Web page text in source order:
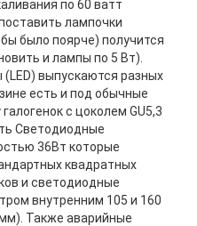
по 60 ватт
лампочки
было поярче) получится
и лампы по 5 Вт).
выпускаются разных
есть и под обычные
с цоколем GU5,3
Светодиодные
36Вт которые
квадратных
и светодиодные
внутренним 105 и 160
Также аварийные